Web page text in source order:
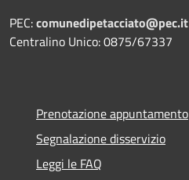
PEC:comunedipetacciato@pec.it
Centralino Unico: 0875/67337
Prenotazione appuntamento
Segnalazione disservizio
Leggi le FAQ